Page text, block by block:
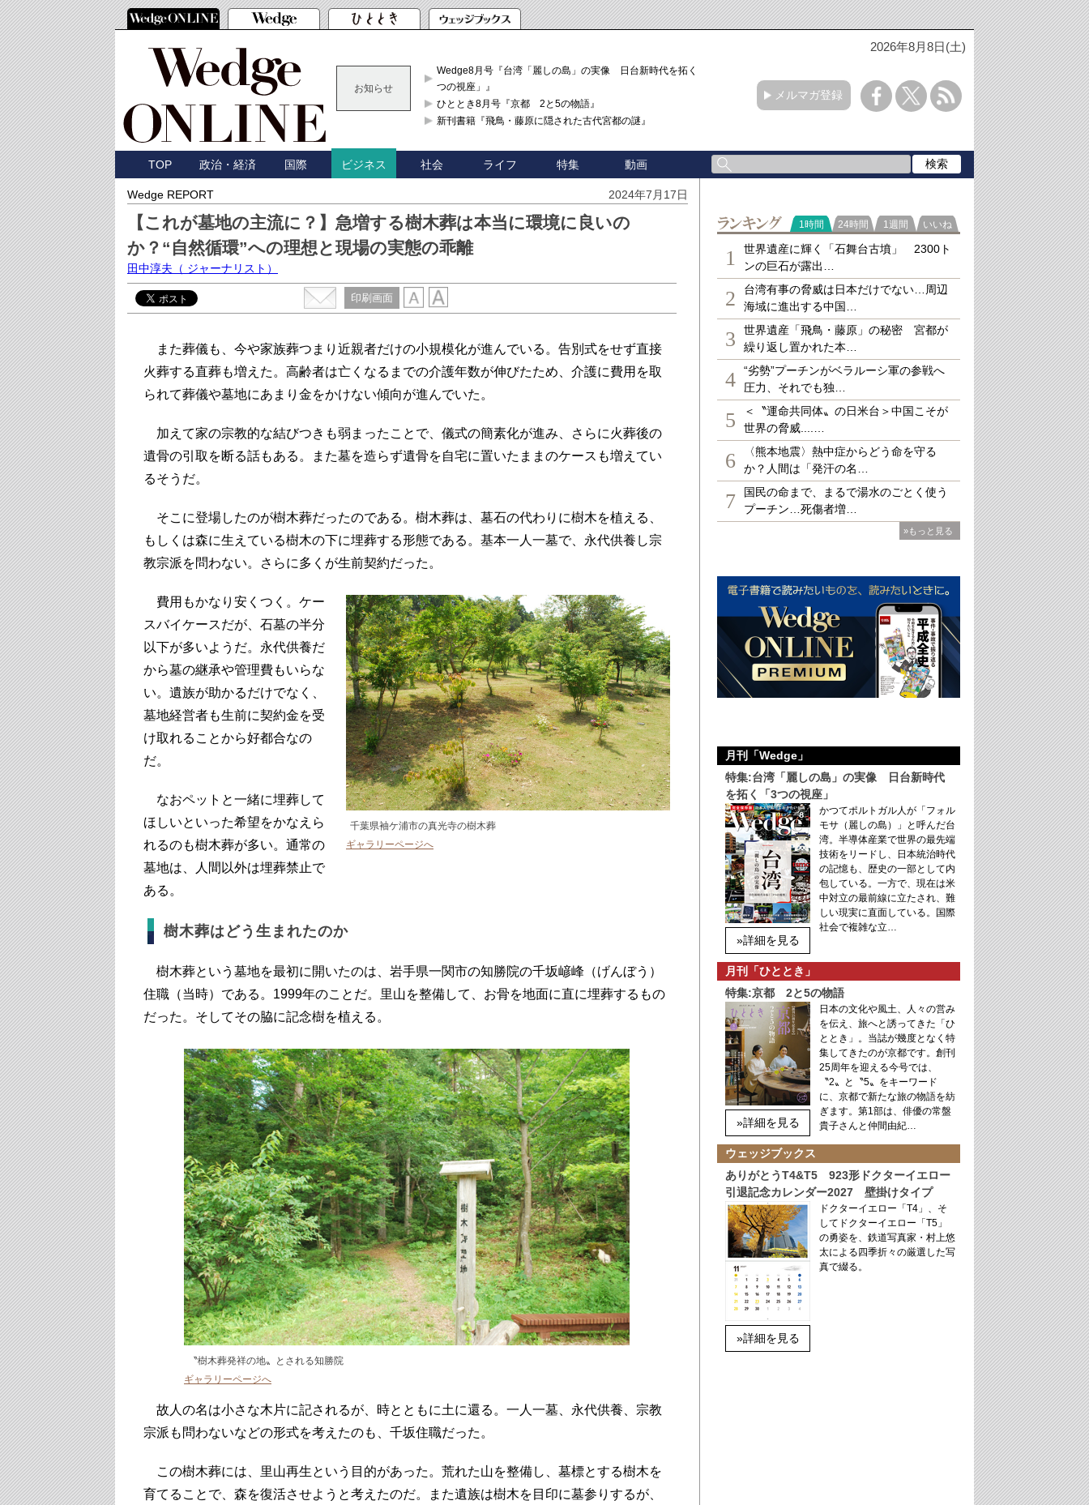
2026年8月8日(土)
お知らせ
Wedge8月号『台湾「麗しの島」の実像 日台新時代を拓く「3
つの視座」』
ひととき8月号『京都 2と5の物語』
新刊書籍『飛鳥・藤原に隠された古代宮都の謎』
メルマガ登録
TOP 政治・経済 国際 ビジネス 社会 ライフ 特集 動画
Wedge REPORT 2024年7月17日
【これが墓地の主流に？】急増する樹木葬は本当に環境に良いの
か？“自然循環”への理想と現場の実態の乖離
田中淳夫 （ ジャーナリスト）
印刷画面
また葬儀も、今や家族葬つまり近親者だけの小規模化が進んでいる。告別式をせず直接
火葬する直葬も増えた。高齢者は亡くなるまでの介護年数が伸びたため、介護に費用を取
られて葬儀や墓地にあまり金をかけない傾向が進んでいた。
加えて家の宗教的な結びつきも弱まったことで、儀式の簡素化が進み、さらに火葬後の
遺骨の引取を断る話もある。また墓を造らず遺骨を自宅に置いたままのケースも増えてい
るそうだ。
そこに登場したのが樹木葬だったのである。樹木葬は、墓石の代わりに樹木を植える、
もしくは森に生えている樹木の下に埋葬する形態である。基本一人一墓で、永代供養し宗
教宗派を問わない。さらに多くが生前契約だった。
千葉県袖ケ浦市の真光寺の樹木葬
ギャラリーページへ
費用もかなり安くつく。ケー
スバイケースだが、石墓の半分
以下が多いようだ。永代供養だ
から墓の継承や管理費もいらな
い。遺族が助かるだけでなく、
墓地経営者も生前に契約金を受
け取れることから好都合なの
だ。
なおペットと一緒に埋葬して
ほしいといった希望をかなえら
れるのも樹木葬が多い。通常の
墓地は、人間以外は埋葬禁止で
ある。
樹木葬はどう生まれたのか
樹木葬という墓地を最初に開いたのは、岩手県一関市の知勝院の千坂嵃峰（げんぼう）
住職（当時）である。1999年のことだ。里山を整備して、お骨を地面に直に埋葬するもの
だった。そしてその脇に記念樹を植える。
〝樹木葬発祥の地〟とされる知勝院
ギャラリーページへ
故人の名は小さな木片に記されるが、時とともに土に還る。一人一墓、永代供養、宗教
宗派も問わないなどの形式を考えたのも、千坂住職だった。
この樹木葬には、里山再生という目的があった。荒れた山を整備し、墓標とする樹木を
育てることで、森を復活させようと考えたのだ。また遺族は樹木を目印に墓参りするが、
ランキング
1時間 24時間 1週間 いいね
1
世界遺産に輝く「石舞台古墳」 2300ト
ンの巨石が露出…
2
台湾有事の脅威は日本だけでない…周辺
海域に進出する中国…
3
世界遺産「飛鳥・藤原」の秘密 宮都が
繰り返し置かれた本…
4
“劣勢”プーチンがベラルーシ軍の参戦へ
圧力、それでも独…
5
＜〝運命共同体〟の日米台＞中国こそが
世界の脅威....…
6
〈熊本地震〉熱中症からどう命を守る
か？人間は「発汗の名…
7
国民の命まで、まるで湯水のごとく使う
プーチン…死傷者増…
»もっと見る
月刊「Wedge」
特集:台湾「麗しの島」の実像 日台新時代
を拓く「3つの視座」
»詳細を見る
かつてポルトガル人が「フォル
モサ（麗しの島）」と呼んだ台
湾。半導体産業で世界の最先端
技術をリードし、日本統治時代
の記憶も、歴史の一部として内
包している。一方で、現在は米
中対立の最前線に立たされ、難
しい現実に直面している。国際
社会で複雑な立…
月刊「ひととき」
特集:京都 2と5の物語
»詳細を見る
日本の文化や風土、人々の営み
を伝え、旅へと誘ってきた「ひ
ととき」。当誌が幾度となく特
集してきたのが京都です。創刊
25周年を迎える今号では、
〝2〟と〝5〟をキーワード
に、京都で新たな旅の物語を紡
ぎます。第1部は、俳優の常盤
貴子さんと仲間由紀…
ウェッジブックス
ありがとうT4&T5 923形ドクターイエロー
引退記念カレンダー2027 壁掛けタイプ
»詳細を見る
ドクターイエロー「T4」、そ
してドクターイエロー「T5」
の勇姿を、鉄道写真家・村上悠
太による四季折々の厳選した写
真で綴る。